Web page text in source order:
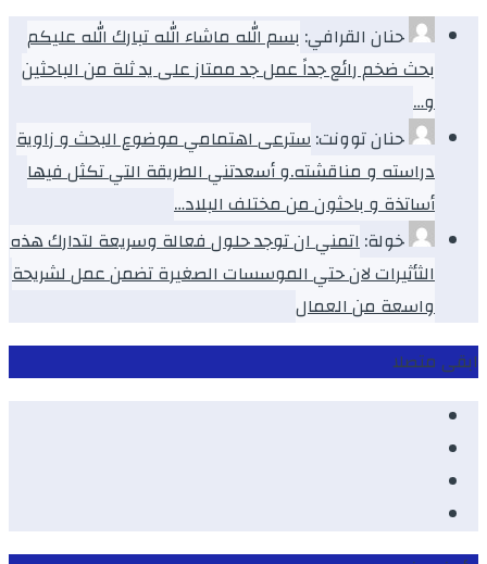
حنان القرافي: بسم الله ماشاء الله تبارك الله عليكم
بحث ضخم رائع جداً عمل جد ممتاز على يد ثلة من الباحثين
و…
حنان توونت:سترعى اهتمامي موضوع البحث و زاوية
دراسته و مناقشته.و أسعدتني الطريقة التي تكثل فيها
أساتذة و باحثون من مختلف البلاد…
خولة:اتمني ان توجد حلول فعالة وسريعة لتدارك هذه
الثأثيرات لان حتي الموسسات الصغيرة تضمن عمل لشريحة
واسعة من العمال
ابقى متصلا